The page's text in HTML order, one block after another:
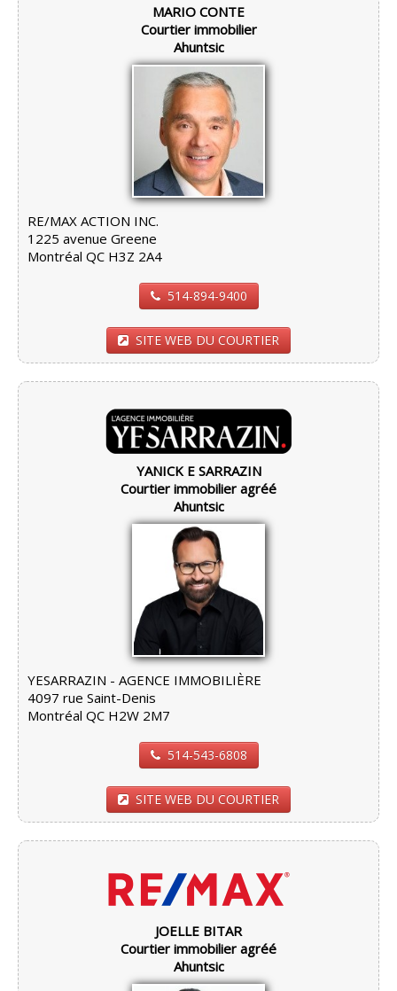
MARIO CONTE
Courtier immobilier
Ahuntsic
RE/MAX ACTION INC.
1225 avenue Greene
Montréal QC H3Z 2A4
514-894-9400
SITE WEB DU COURTIER
YANICK E SARRAZIN
Courtier immobilier agréé
Ahuntsic
YESARRAZIN - AGENCE IMMOBILIÈRE
4097 rue Saint-Denis
Montréal QC H2W 2M7
514-543-6808
SITE WEB DU COURTIER
JOELLE BITAR
Courtier immobilier agréé
Ahuntsic